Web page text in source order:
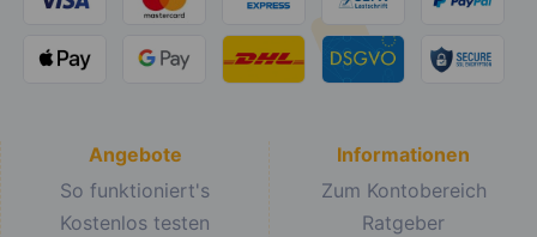
Angebote
So funktioniert's
Kostenlos testen
Informationen
Zum Kontobereich
Ratgeber